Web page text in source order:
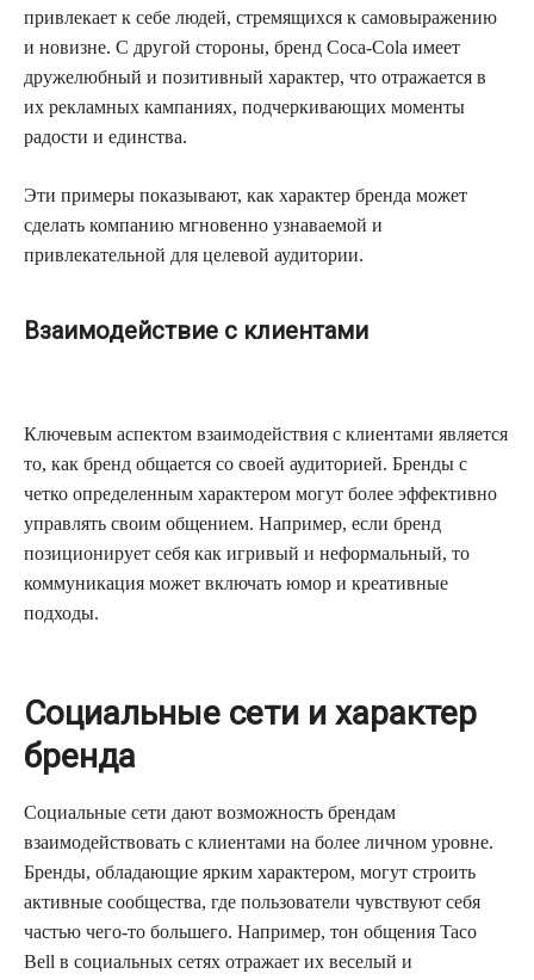
привлекает к себе людей, стремящихся к самовыражению
и новизне. С другой стороны, бренд Coca-Cola имеет
дружелюбный и позитивный характер, что отражается в
их рекламных кампаниях, подчеркивающих моменты
радости и единства.
Эти примеры показывают, как характер бренда может
сделать компанию мгновенно узнаваемой и
привлекательной для целевой аудитории.
Взаимодействие с клиентами
Ключевым аспектом взаимодействия с клиентами является
то, как бренд общается со своей аудиторией. Бренды с
четко определенным характером могут более эффективно
управлять своим общением. Например, если бренд
позиционирует себя как игривый и неформальный, то
коммуникация может включать юмор и креативные
подходы.
Социальные сети и характер
бренда
Социальные сети дают возможность брендам
взаимодействовать с клиентами на более личном уровне.
Бренды, обладающие ярким характером, могут строить
активные сообщества, где пользователи чувствуют себя
частью чего-то большего. Например, тон общения Taco
Bell в социальных сетях отражает их веселый и